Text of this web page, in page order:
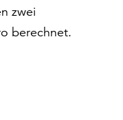
zwei
berechnet.